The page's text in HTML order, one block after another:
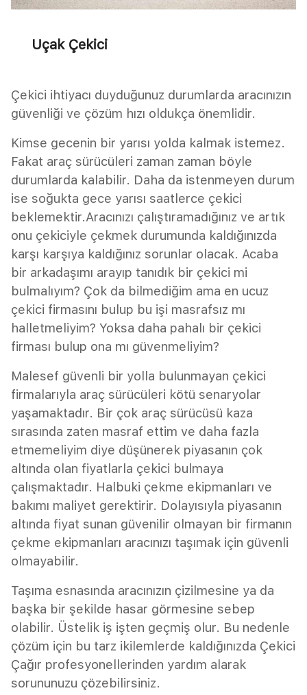
Uçak Çekici
Çekici ihtiyacı duyduğunuz durumlarda aracınızın
güvenliği ve çözüm hızı oldukça önemlidir.
Kimse gecenin bir yarısı yolda kalmak istemez.
Fakat araç sürücüleri zaman zaman böyle
durumlarda kalabilir. Daha da istenmeyen durum
ise soğukta gece yarısı saatlerce çekici
beklemektir.Aracınızı çalıştıramadığınız ve artık
onu çekiciyle çekmek durumunda kaldığınızda
karşı karşıya kaldığınız sorunlar olacak. Acaba
bir arkadaşımı arayıp tanıdık bir çekici mi
bulmalıyım? Çok da bilmediğim ama en ucuz
çekici firmasını bulup bu işi masrafsız mı
halletmeliyim? Yoksa daha pahalı bir çekici
firması bulup ona mı güvenmeliyim?
Malesef güvenli bir yolla bulunmayan çekici
firmalarıyla araç sürücüleri kötü senaryolar
yaşamaktadır. Bir çok araç sürücüsü kaza
sırasında zaten masraf ettim ve daha fazla
etmemeliyim diye düşünerek piyasanın çok
altında olan fiyatlarla çekici bulmaya
çalışmaktadır. Halbuki çekme ekipmanları ve
bakımı maliyet gerektirir. Dolayısıyla piyasanın
altında fiyat sunan güvenilir olmayan bir firmanın
çekme ekipmanları aracınızı taşımak için güvenli
olmayabilir.
Taşıma esnasında aracınızın çizilmesine ya da
başka bir şekilde hasar görmesine sebep
olabilir. Üstelik iş işten geçmiş olur. Bu nedenle
çözüm için bu tarz ikilemlerde kaldığınızda Çekici
Çağır profesyonellerinden yardım alarak
sorununuzu çözebilirsiniz.